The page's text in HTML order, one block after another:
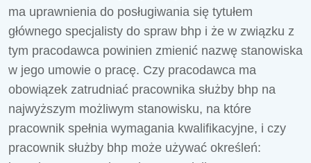
ma uprawnienia do posługiwania się tytułem
głównego specjalisty do spraw bhp i że w związku z
tym pracodawca powinien zmienić nazwę stanowiska
w jego umowie o pracę. Czy pracodawca ma
obowiązek zatrudniać pracownika służby bhp na
najwyższym możliwym stanowisku, na które
pracownik spełnia wymagania kwalifikacyjne, i czy
pracownik służby bhp może używać określeń: